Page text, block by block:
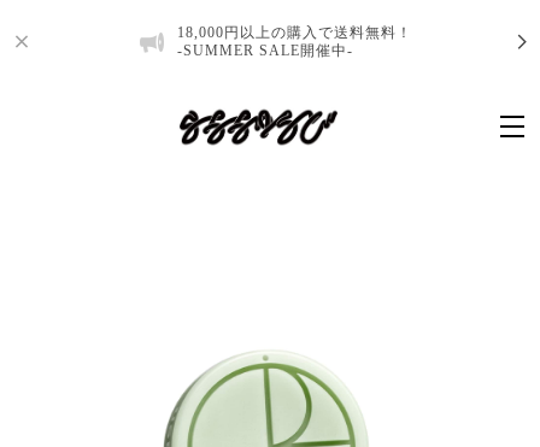
18,000円以上の購入で送料無料！
-SUMMER SALE開催中-